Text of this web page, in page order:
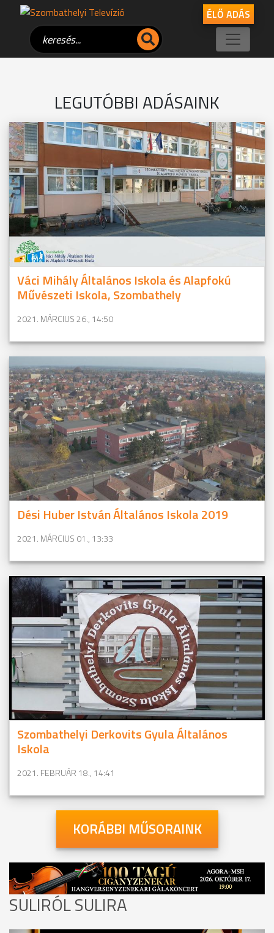
ÉLŐ ADÁS
LEGUTÓBBI ADÁSAINK
Váci Mihály Általános Iskola és Alapfokú
Művészeti Iskola, Szombathely
2021. MÁRCIUS 26., 14:50
Dési Huber István Általános Iskola 2019
2021. MÁRCIUS 01., 13:33
Szombathelyi Derkovits Gyula Általános
Iskola
2021. FEBRUÁR 18., 14:41
KORÁBBI MŰSORAINK
SULIRÓL SULIRA